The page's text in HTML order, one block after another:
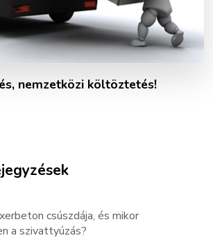
nemzetközi költöztetés!
csúszdája, és mikor
a szivattyúzás?